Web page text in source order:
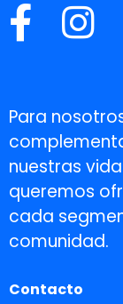
Para
nuestras
queremos
cada
comunidad.
Contacto